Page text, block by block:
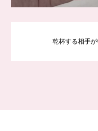
乾杯する相手